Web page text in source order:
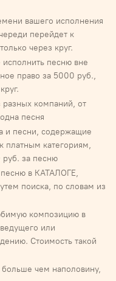
вашего исполнения
перейдет к
через круг.
песню вне
право за 5000 руб.,
компаний, от
песня
и песни, содержащие
платным категориям,
руб. за песню
в КАТАЛОГЕ,
поиска, по словам из
композицию в
или
Стоимость такой
больше чем наполовину,